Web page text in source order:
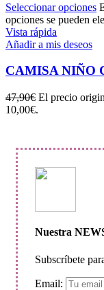
Seleccionar opciones
opciones se pueden
Vista rápida
Añadir a mis deseos
CAMISA NIÑO
47,90€ El precio
10,00€.
Nuestra
Subscríbete
Email: